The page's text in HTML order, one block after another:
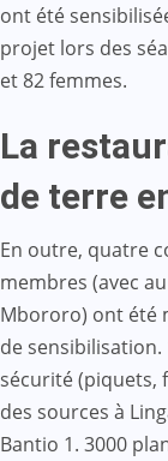
ont été
projet lors des
et 82 femmes.
La
de terre
En outre, quatre
membres (avec
Mbororo) ont été
de
sécurité (piquets,
des sources à
Bantio 1. 3000